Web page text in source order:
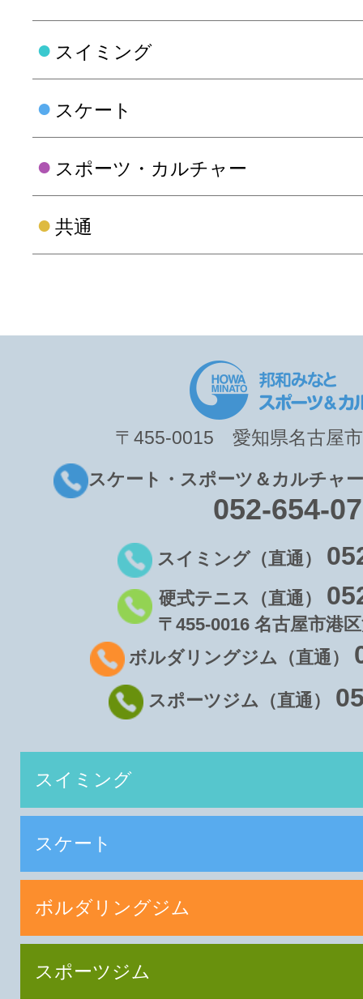
〒455-0015 愛知県名古屋
スケート・スポーツ＆カルチャ
052-654-
スイミング（直通）
硬式テニス（直通）
〒455-0016 名古屋市港
ボルダリングジム（直通）
スポーツジム（直通）
スイミング
スケート
ボルダリングジム
スポーツジム